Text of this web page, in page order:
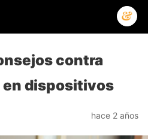
contra
en dispositivos
hace 2 años